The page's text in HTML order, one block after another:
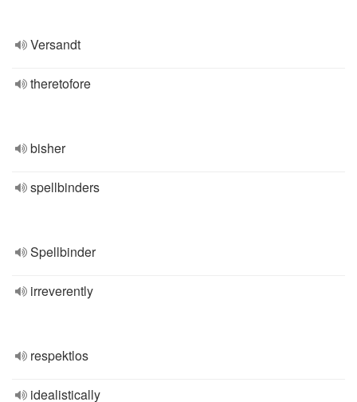
Versandt
theretofore
bisher
spellbinders
Spellbinder
irreverently
respektlos
idealistically